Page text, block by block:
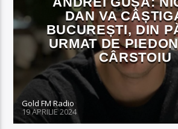
DAN VA
BUCUREȘTI, DIN
URMAT DE
CÂRSTOIU
Gold FM Radio
19 APRILIE 2024